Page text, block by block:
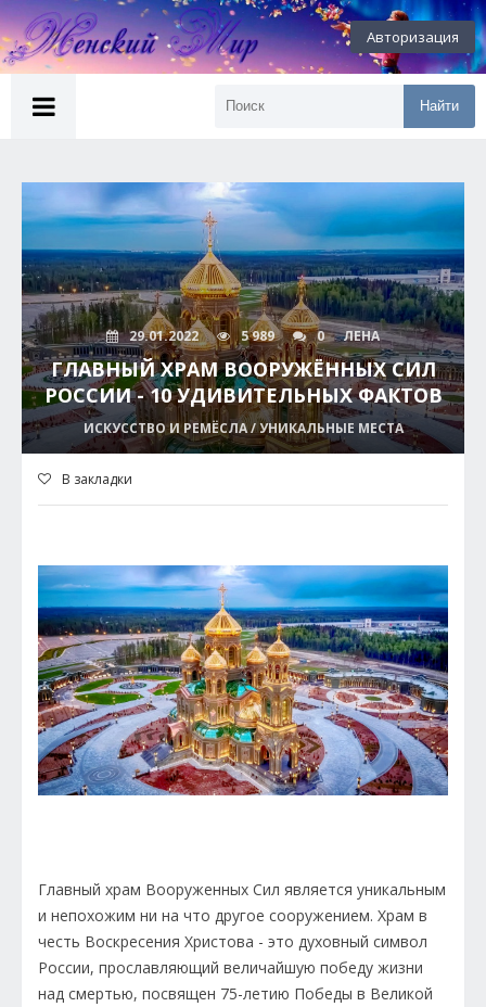
Авторизация
Найти
29.01.2022 5 989 0 ЛЕНА
ГЛАВНЫЙ ХРАМ ВООРУЖЁННЫХ СИЛ
РОССИИ - 10 УДИВИТЕЛЬНЫХ ФАКТОВ
ИСКУССТВО И РЕМЁСЛА / УНИКАЛЬНЫЕ МЕСТА
В закладки
Главный храм Вооруженных Сил является уникальным
и непохожим ни на что другое сооружением. Храм в
честь Воскресения Христова - это духовный символ
России, прославляющий величайшую победу жизни
над смертью, посвящен 75-летию Победы в Великой